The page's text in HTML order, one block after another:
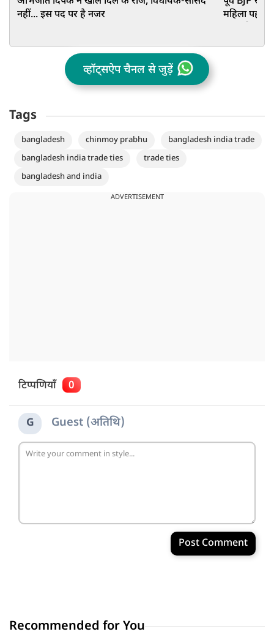
नहीं... इस पद पर है नजर
महिला
व्हॉट्सऐप चैनल से जुड़ें
Tags
bangladesh chinmoy prabhu
bangladesh india trade
bangladesh india trade ties
trade ties
bangladesh and india
ADVERTISEMENT
टिप्पणियाँ 0
G Guest (अतिथि)
Post Comment
Recommended for You